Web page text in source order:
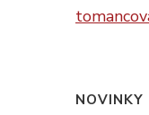
NOVINKY